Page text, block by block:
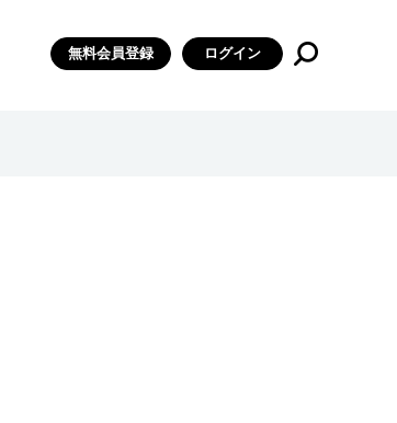
無料会員登録 ログイン